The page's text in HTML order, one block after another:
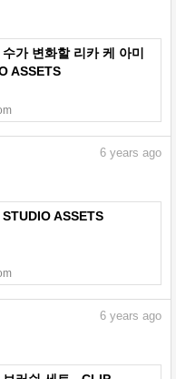
가 변화할 리카 케 아미
ASSETS
6 years ago
ASSETS
6 years ago